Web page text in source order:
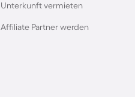
Unterkunft vermieten
Affiliate Partner werden